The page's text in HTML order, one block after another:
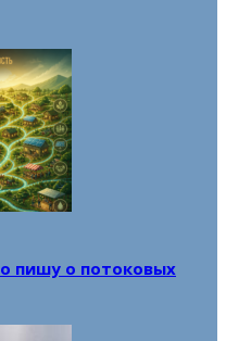
пишу о потоковых